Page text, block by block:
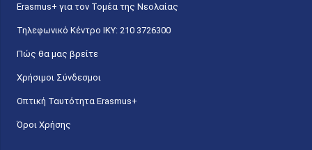
Erasmus+ για τον Τομέα της Νεολαίας
Τηλεφωνικό Κέντρο IKY: 210 3726300
Πώς θα μας βρείτε
Χρήσιμοι Σύνδεσμοι
Οπτική Ταυτότητα Erasmus+
Όροι Χρήσης